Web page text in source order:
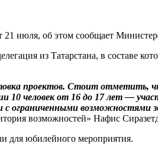
21 июля, об этом сообщает
из Татарстана, в составе
проектов. Стоит отметить,
10 человек от 16 до 17 лет —
ограниченными
возможностей» Нафис
для юбилейного мероприятия.